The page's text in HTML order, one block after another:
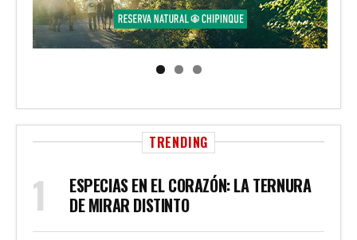
TRENDING
ESPECIAS EN EL CORAZÓN: LA TERNURA
DE MIRAR DISTINTO